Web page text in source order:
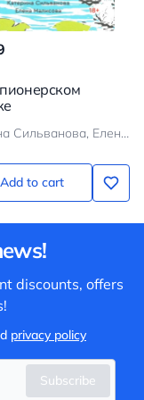
Катерина Сильванова, Елена Малисова
Add to cart
discounts, offers
privacy policy
Subscribe